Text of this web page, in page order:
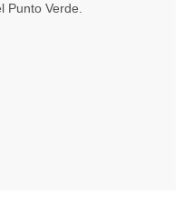
Punto Verde.